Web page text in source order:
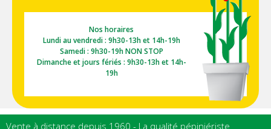
Nos horaires
Lundi au vendredi : 9h30-13h et 14h-19h
Samedi : 9h30-19h NON STOP
Dimanche et jours fériés : 9h30-13h et 14h-
19h
Vente à distance depuis 1960 - La qualité pépiniériste